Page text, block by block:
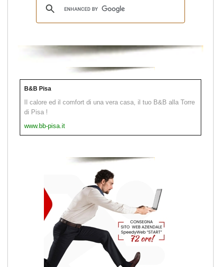
B&B Pisa
Il calore ed il comfort di una vera casa, il tuo B&B alla Torre
di Pisa !
www.bb-pisa.it